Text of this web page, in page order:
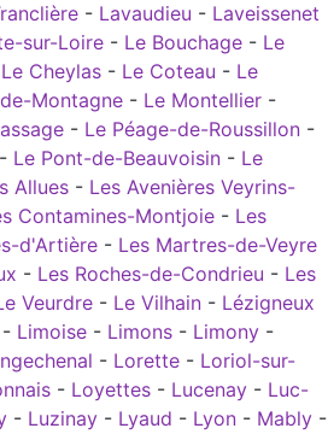
- Lavaudieu - Laveissenet
sur-Loire - Le Bouchage - Le
Le Cheylas - Le Coteau - Le
Montagne - Le Montellier -
- Le Péage-de-Roussillon -
- Le Pont-de-Beauvoisin - Le
Allues - Les Avenières Veyrins-
Contamines-Montjoie - Les
d'Artière - Les Martres-de-Veyre
- Les Roches-de-Condrieu - Les
Veurdre - Le Vilhain - Lézigneux
- Limoise - Limons - Limony -
- Lorette - Loriol-sur-
- Loyettes - Lucenay - Luc-
- Luzinay - Lyaud - Lyon - Mably -